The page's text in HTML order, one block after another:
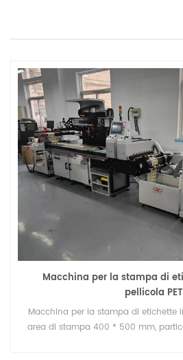
Macchina per la stampa di
pellicola PET
Macchina per la stampa di etichette
area di stampa 400 * 500 mm,